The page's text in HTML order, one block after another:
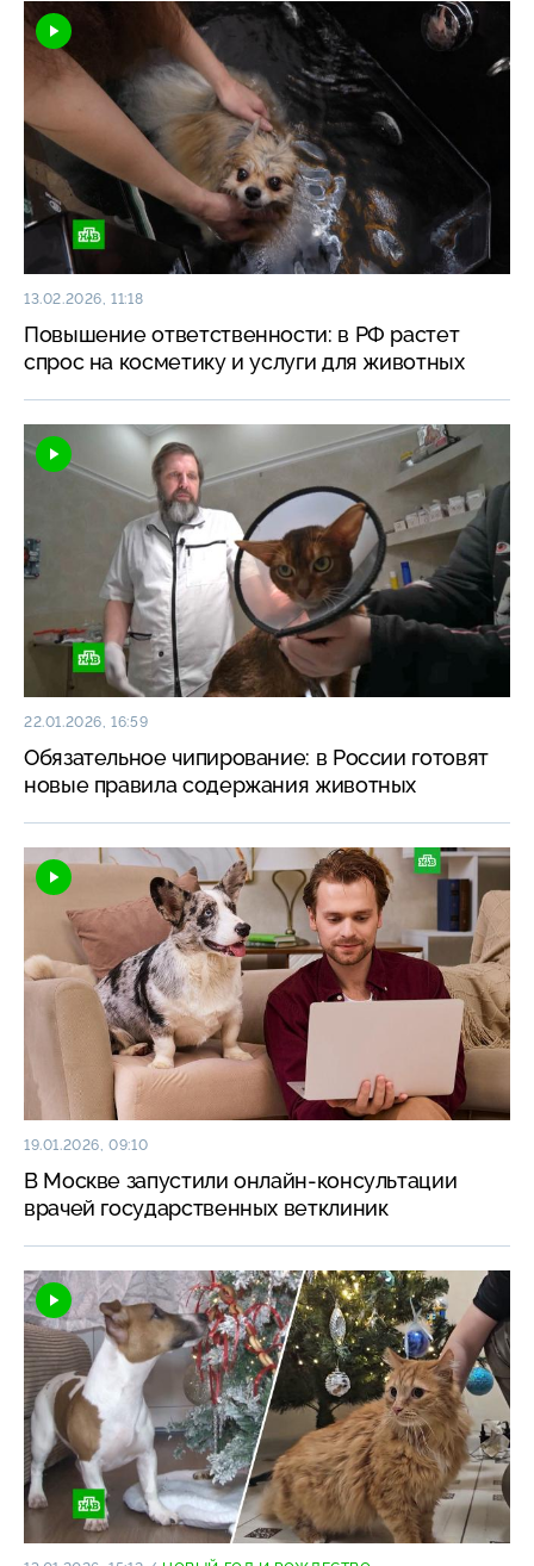
13.02.2026, 11:18
Повышение ответственности: в РФ растет
спрос на косметику и услуги для животных
22.01.2026, 16:59
Обязательное чипирование: в России готовят
новые правила содержания животных
19.01.2026, 09:10
В Москве запустили онлайн-консультации
врачей государственных ветклиник